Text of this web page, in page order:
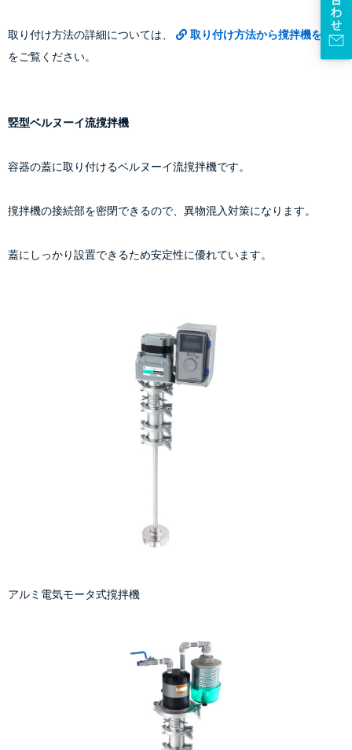
取り付け方法の詳細については、
取り付け方法から撹拌機を選ぶ
をご覧ください。
竪型ベルヌーイ流撹拌機
容器の蓋に取り付けるベルヌーイ流撹拌機です。
撹拌機の接続部を密閉できるので、異物混入対策になります。
蓋にしっかり設置できるため安定性に優れています。
アルミ電気モータ式撹拌機